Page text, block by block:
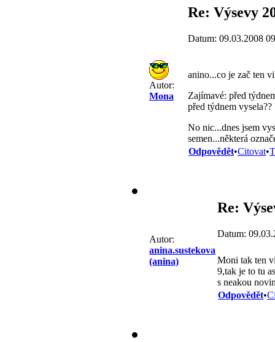
Autor:
Mona
Re: Výsevy
Datum: 09.03.2008
anino...co je zač ten
Zajímavé: před
před týdnem vysela??
No nic...dnes jsem
semen...některá
Odpovědět•Citovat•
Autor:
anina.sustekova
(anina)
Re:
Datum:
Moni tak ten
9,tak je to tu
s neakou
Odpovědět•